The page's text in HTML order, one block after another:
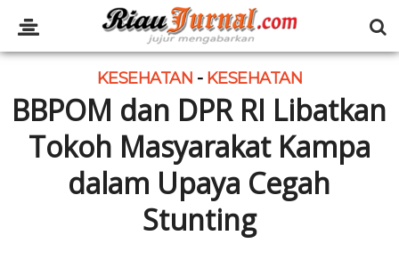
KESEHATAN - KESEHATAN
BBPOM dan DPR RI Libatkan
Tokoh Masyarakat Kampa
dalam Upaya Cegah
Stunting